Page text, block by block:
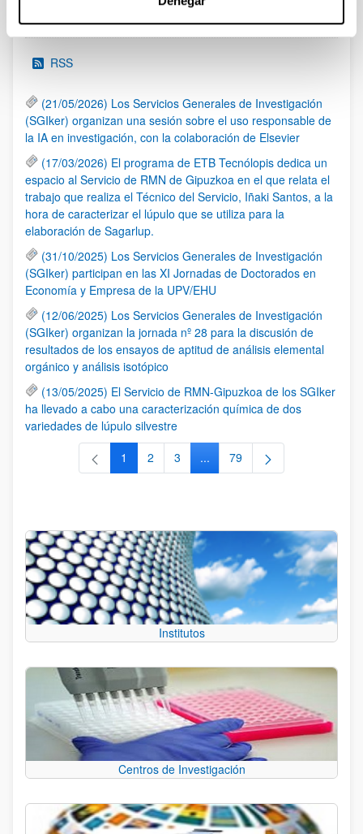
Noticias
RSS
(21/05/2026) Los Servicios Generales de Investigación
(SGIker) organizan una sesión sobre el uso responsable de
la IA en investigación, con la colaboración de Elsevier
(17/03/2026) El programa de ETB Tecnólopis dedica un
espacio al Servicio de RMN de Gipuzkoa en el que relata el
trabajo que realiza el Técnico del Servicio, Iñaki Santos, a la
hora de caracterizar el lúpulo que se utiliza para la
elaboración de Sagarlup.
(31/10/2025) Los Servicios Generales de Investigación
(SGIker) participan en las XI Jornadas de Doctorados en
Economía y Empresa de la UPV/EHU
(12/06/2025) Los Servicios Generales de Investigación
(SGIker) organizan la jornada nº 28 para la discusión de
resultados de los ensayos de aptitud de análisis elemental
orgánico y análisis isotópico
(13/05/2025) El Servicio de RMN-Gipuzkoa de los SGIker
ha llevado a cabo una caracterización química de dos
variedades de lúpulo silvestre
Página
1 Página
2 Página
3 ...Páginas intermedias Use TAB
Página
79
Institutos
Centros de Investigación